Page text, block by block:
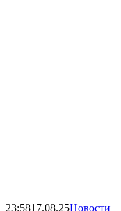
23:5817.08.25Новости